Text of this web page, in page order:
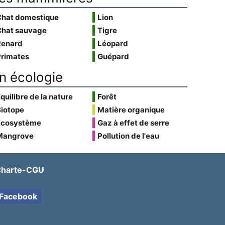
domestique
sauvage
Lion
Tigre
Léopard
Guépard
écologie
de la nature
Forêt
Matière organique
Gaz à effet de serre
Pollution de l'eau
CGU
Facebook